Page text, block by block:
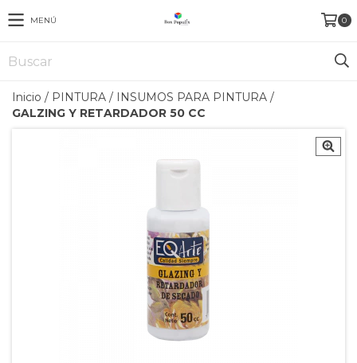
MENÚ 0
Inicio / PINTURA / INSUMOS PARA PINTURA /
GALZING Y RETARDADOR 50 CC